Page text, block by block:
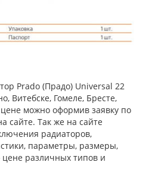
Prado (Прадо) Universal 22
Витебске, Гомеле, Бресте,
можно оформив заявку по
сайте. Так же на сайте
радиаторов,
параметры, размеры,
различных типов и